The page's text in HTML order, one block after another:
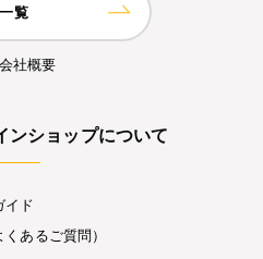
覧
会社概要
ンショップについて
イド
あるご質問）